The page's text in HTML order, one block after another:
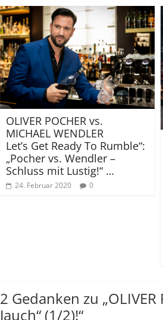
OLIVER POCHER vs.
MICHAEL WENDLER
Let’s Get Ready To Rumble“:
„Pocher vs. Wendler –
Schluss mit Lustig!“ …
24. Februar 2020 0
2 Gedanken zu „
Jauch“ (1/2)!“